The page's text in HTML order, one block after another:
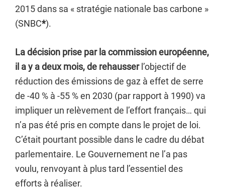
2015 dans sa « stratégie nationale bas carbone »
(SNBC*).
La décision prise par la commission européenne,
il a y a deux mois, de rehausserl’objectif de
réduction des émissions de gaz à effet de serre
de -40 % à -55 % en 2030 (par rapport à 1990) va
impliquer un relèvement de l’effort français… qui
n’a pas été pris en compte dans le projet de loi.
C’était pourtant possible dans le cadre du débat
parlementaire. Le Gouvernement ne l’a pas
voulu, renvoyant à plus tard l’essentiel des
efforts à réaliser.